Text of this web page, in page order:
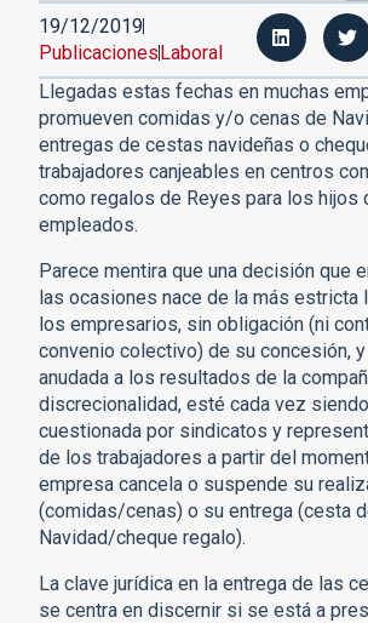
19/12/2019
PublicacionesLaboral
Llegadas estas fechas en muchas
promueven comidas y/o cenas de
entregas de cestas navideñas o
trabajadores canjeables en centros
como regalos de Reyes para los hijos
empleados.
Parece mentira que una decisión que
las ocasiones nace de la más estricta
los empresarios, sin obligación (ni
convenio colectivo) de su concesión,
anudada a los resultados de la
discrecionalidad, esté cada vez
cuestionada por sindicatos y
de los trabajadores a partir del
empresa cancela o suspende su
(comidas/cenas) o su entrega (cesta
Navidad/cheque regalo).
La clave jurídica en la entrega de las
se centra en discernir si se está a